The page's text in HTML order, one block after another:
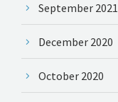
September 2021
December 2020
October 2020